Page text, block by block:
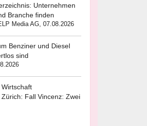
Unternehmen
Branche finden
Media AG, 07.08.2026
Benziner und Diesel
sind
Fall Vincenz: Zwei